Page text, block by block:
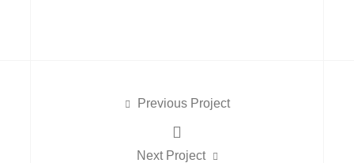
Previous Project
Next Project